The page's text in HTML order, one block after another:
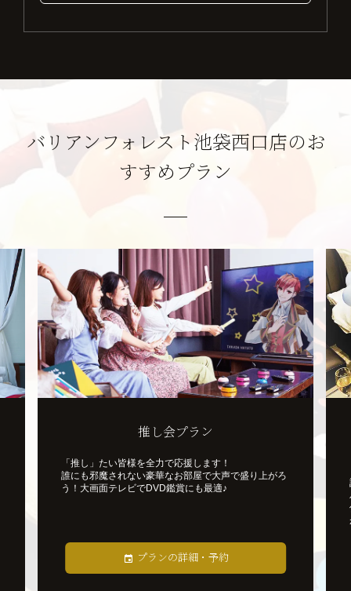
バリアンフォレスト池袋西口店のお
すすめプラン
【記念日や誕生日におすすめ】
記念日や誕生日をお祝い向けの選べる特典付きのアニ
バーサリープランです。
プランの詳細・予約